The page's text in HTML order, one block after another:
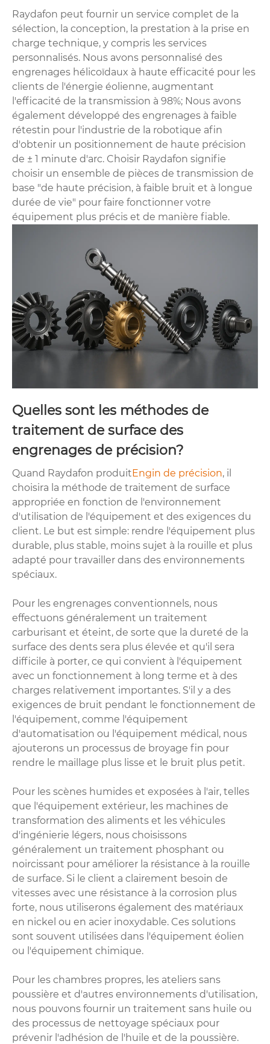
Raydafon peut fournir un service complet de la
sélection, la conception, la prestation à la prise en
charge technique, y compris les services
personnalisés. Nous avons personnalisé des
engrenages hélicoïdaux à haute efficacité pour les
clients de l'énergie éolienne, augmentant
l'efficacité de la transmission à 98%; Nous avons
également développé des engrenages à faible
rétestin pour l'industrie de la robotique afin
d'obtenir un positionnement de haute précision
de ± 1 minute d'arc. Choisir Raydafon signifie
choisir un ensemble de pièces de transmission de
base "de haute précision, à faible bruit et à longue
durée de vie" pour faire fonctionner votre
équipement plus précis et de manière fiable.
Quelles sont les méthodes de
traitement de surface des
engrenages de précision?
Quand Raydafon produitEngin de précision, il
choisira la méthode de traitement de surface
appropriée en fonction de l'environnement
d'utilisation de l'équipement et des exigences du
client. Le but est simple: rendre l'équipement plus
durable, plus stable, moins sujet à la rouille et plus
adapté pour travailler dans des environnements
spéciaux.
Pour les engrenages conventionnels, nous
effectuons généralement un traitement
carburisant et éteint, de sorte que la dureté de la
surface des dents sera plus élevée et qu'il sera
difficile à porter, ce qui convient à l'équipement
avec un fonctionnement à long terme et à des
charges relativement importantes. S'il y a des
exigences de bruit pendant le fonctionnement de
l'équipement, comme l'équipement
d'automatisation ou l'équipement médical, nous
ajouterons un processus de broyage fin pour
rendre le maillage plus lisse et le bruit plus petit.
Pour les scènes humides et exposées à l'air, telles
que l'équipement extérieur, les machines de
transformation des aliments et les véhicules
d'ingénierie légers, nous choisissons
généralement un traitement phosphant ou
noircissant pour améliorer la résistance à la rouille
de surface. Si le client a clairement besoin de
vitesses avec une résistance à la corrosion plus
forte, nous utiliserons également des matériaux
en nickel ou en acier inoxydable. Ces solutions
sont souvent utilisées dans l'équipement éolien
ou l'équipement chimique.
Pour les chambres propres, les ateliers sans
poussière et d'autres environnements d'utilisation,
nous pouvons fournir un traitement sans huile ou
des processus de nettoyage spéciaux pour
prévenir l'adhésion de l'huile et de la poussière.